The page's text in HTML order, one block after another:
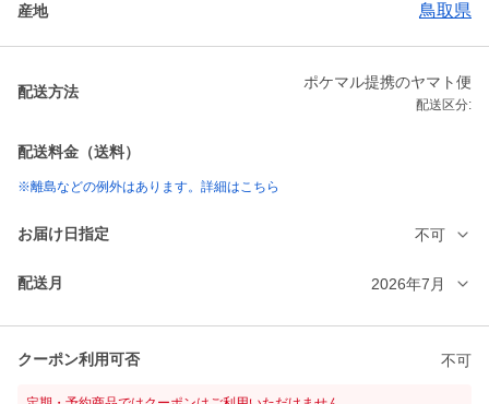
産地 鳥取県
配送方法
ポケマル提携のヤマト便
配送区分:
配送料金（送料）
※離島などの例外はあります。詳細はこちら
お届け日指定 不可
配送月 2026年7月
クーポン利用可否 不可